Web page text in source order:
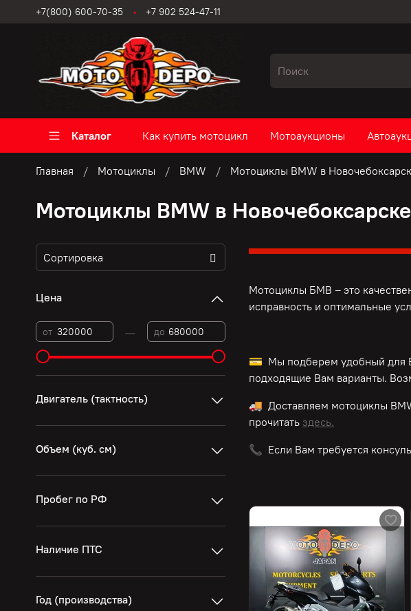
+7(800) 600-70-35 +7 902 524-47-11
Каталог Как купить мотоцикл Мотоаукционы
Главная Мотоциклы BMW Мотоциклы BMW в
Мотоциклы BMW в Новочебоксарске
Мотоциклы БМВ – это
исправность и оптимальные
💳 Мы подберем удобный для
подходящие Вам варианты.
🚚 Доставляем мотоциклы
прочитать здесь.
📞 Если Вам требуется
Цена
от — до
Двигатель (тактность)
Объем (куб. см)
Пробег по РФ
Наличие ПТС
Год (производства)